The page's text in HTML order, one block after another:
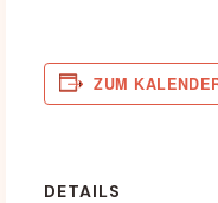
ZUM
DETAILS